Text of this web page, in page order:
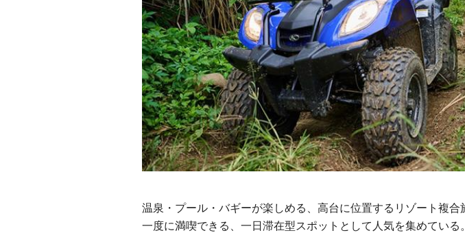
温泉・プール・バギーが楽しめる、高台に位置するリゾート複合
一度に満喫できる、一日滞在型スポットとして人気を集めている